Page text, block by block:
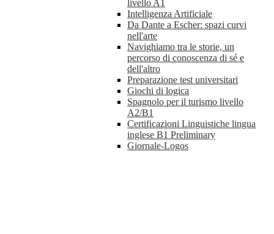
livello A1
Intelligenza Artificiale
Da Dante a Escher: spazi curvi
nell'arte
Navighiamo tra le storie, un
percorso di conoscenza di sé e
dell'altro
Preparazione test universitari
Giochi di logica
Spagnolo per il turismo livello
A2/B1
Certificazioni Linguistiche lingua
inglese B1 Preliminary
Giornale-Logos